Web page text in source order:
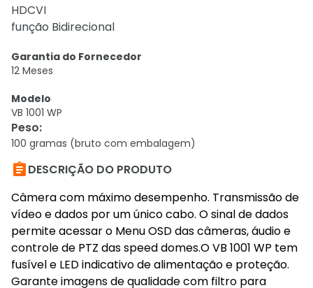
HDCVI
função Bidirecional
Garantia do Fornecedor
12 Meses
Modelo
VB 1001 WP
Peso:
100 gramas (bruto com embalagem)
DESCRIÇÃO DO PRODUTO
Câmera com máximo desempenho. Transmissão de
vídeo e dados por um único cabo. O sinal de dados
permite acessar o Menu OSD das câmeras, áudio e
controle de PTZ das speed domes.O VB 1001 WP tem
fusível e LED indicativo de alimentação e proteção.
Garante imagens de qualidade com filtro para